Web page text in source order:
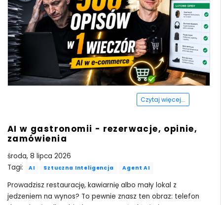
Czytaj więcej...
AI w gastronomii - rezerwacje, opinie,
zamówienia
środa, 8 lipca 2026
Tagi:
AI Sztuczna Inteligencja Agent AI
Prowadzisz restaurację, kawiarnię albo mały lokal z
jedzeniem na wynos? To pewnie znasz ten obraz: telefon